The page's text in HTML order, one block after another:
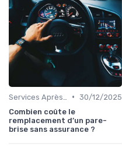
• 30/12/2025
Combien coûte le
remplacement d’un pare-
brise sans assurance ?